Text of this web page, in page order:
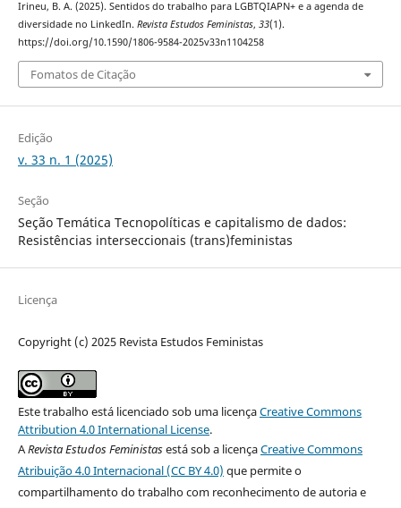
Irineu, B. A. (2025). Sentidos do trabalho para LGBTQIAPN+ e a agenda de
diversidade no LinkedIn. Revista Estudos Feministas, 33(1).
https://doi.org/10.1590/1806-9584-2025v33n1104258
Fomatos de Citação
Edição
v. 33 n. 1 (2025)
Seção
Seção Temática Tecnopolíticas e capitalismo de dados:
Resistências interseccionais (trans)feministas
Licença
Copyright (c) 2025 Revista Estudos Feministas
Este trabalho está licenciado sob uma licençaCreative Commons
Attribution 4.0 International License.
ARevista Estudos Feministasestá sob a licençaCreative Commons
Atribuição 4.0 Internacional (CC BY 4.0) que permite o
compartilhamento do trabalho com reconhecimento de autoria e